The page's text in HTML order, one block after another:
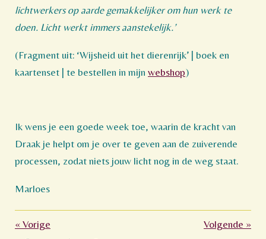
lichtwerkers op aarde gemakkelijker om hun werk te
doen. Licht werkt immers aanstekelijk.’
(Fragment uit: ‘Wijsheid uit het dierenrijk’ | boek en
kaartenset | te bestellen in mijn webshop)
Ik wens je een goede week toe, waarin de kracht van
Draak je helpt om je over te geven aan de zuiverende
processen, zodat niets jouw licht nog in de weg staat.
Marloes
« Vorige Volgende »